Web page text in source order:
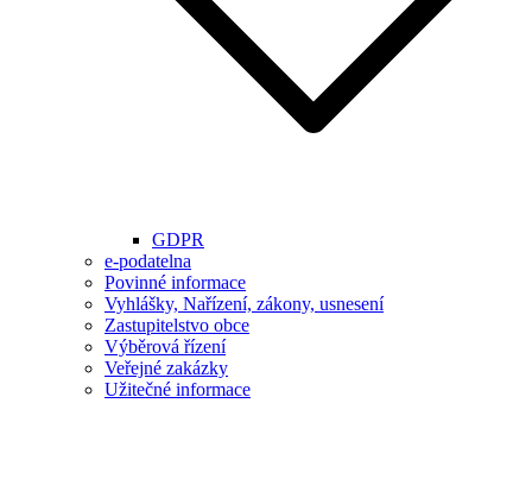
GDPR
e-podatelna
Povinné informace
Vyhlášky, Nařízení, zákony, usnesení
Zastupitelstvo obce
Výběrová řízení
Veřejné zakázky
Užitečné informace